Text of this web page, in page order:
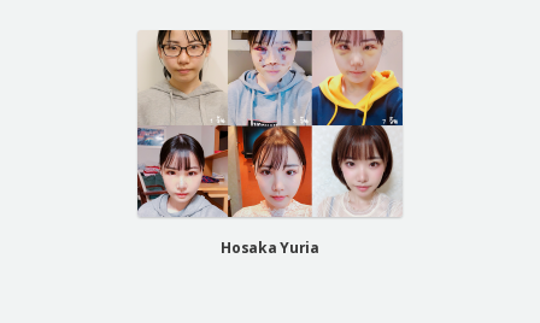
Hosaka Yuria